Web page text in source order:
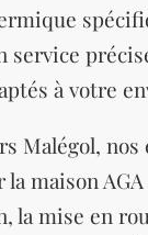
service
à votre
Malégol, nos
la maison
la mise en